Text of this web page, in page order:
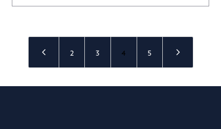
4 2 3 4 5 5